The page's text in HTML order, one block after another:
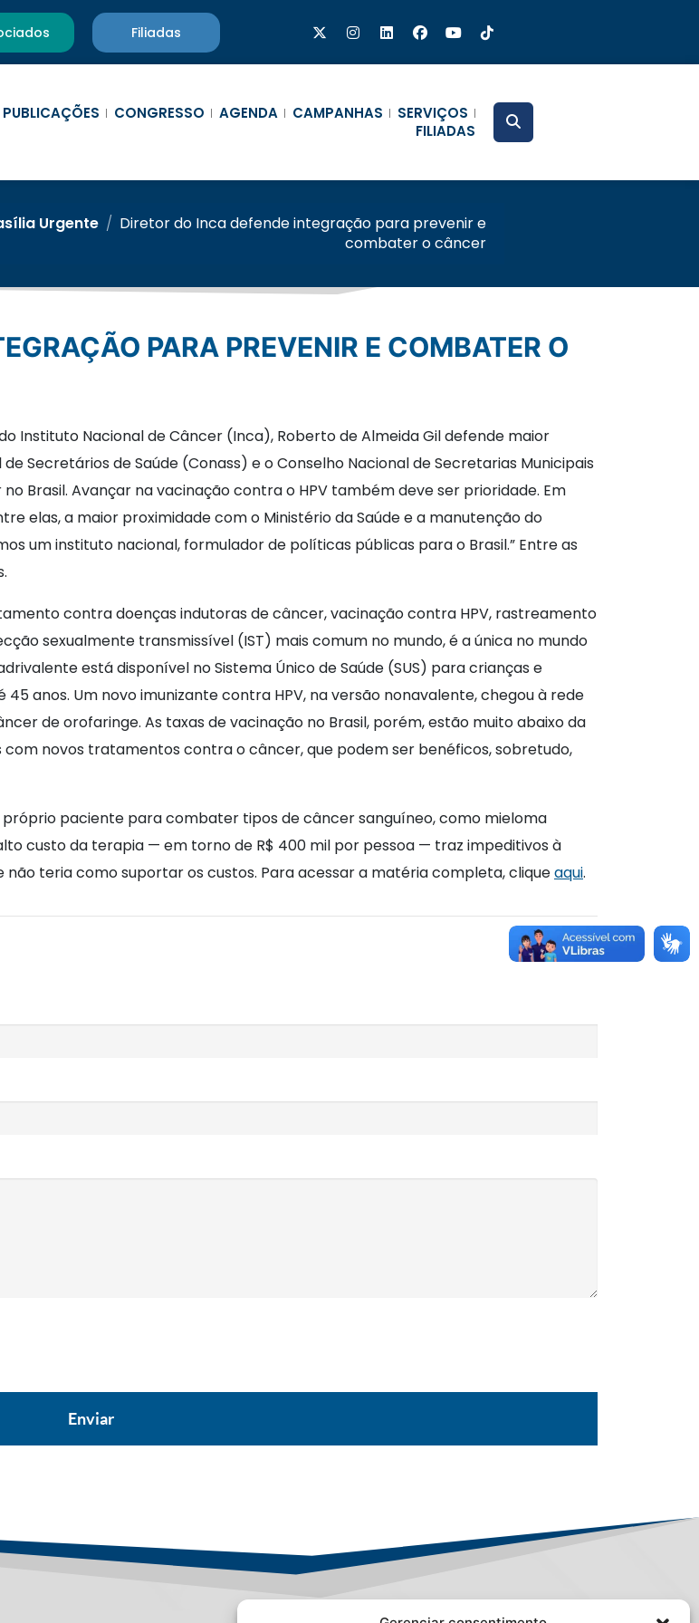
Filiadas
PUBLICAÇÕES CONGRESSO AGENDA CAMPANHAS
SERVIÇOS
FILIADAS
Urgente / Diretor do Inca defende integração para prevenir e
combater o câncer
Instituto Nacional de Câncer (Inca), Roberto de Almeida Gil defende maior
Secretários de Saúde (Conass) e o Conselho Nacional de Secretarias Municipais
Brasil. Avançar na vacinação contra o HPV também deve ser prioridade. Em
elas, a maior proximidade com o Ministério da Saúde e a manutenção do
um instituto nacional, formulador de políticas públicas para o Brasil.” Entre as
contra doenças indutoras de câncer, vacinação contra HPV, rastreamento
sexualmente transmissível (IST) mais comum no mundo, é a única no mundo
está disponível no Sistema Único de Saúde (SUS) para crianças e
anos. Um novo imunizante contra HPV, na versão nonavalente, chegou à rede
de orofaringe. As taxas de vacinação no Brasil, porém, estão muito abaixo da
novos tratamentos contra o câncer, que podem ser benéficos, sobretudo,
próprio paciente para combater tipos de câncer sanguíneo, como mieloma
custo da terapia — em torno de R$ 400 mil por pessoa — traz impeditivos à
não teria como suportar os custos. Para acessar a matéria completa, cliqueaqui.